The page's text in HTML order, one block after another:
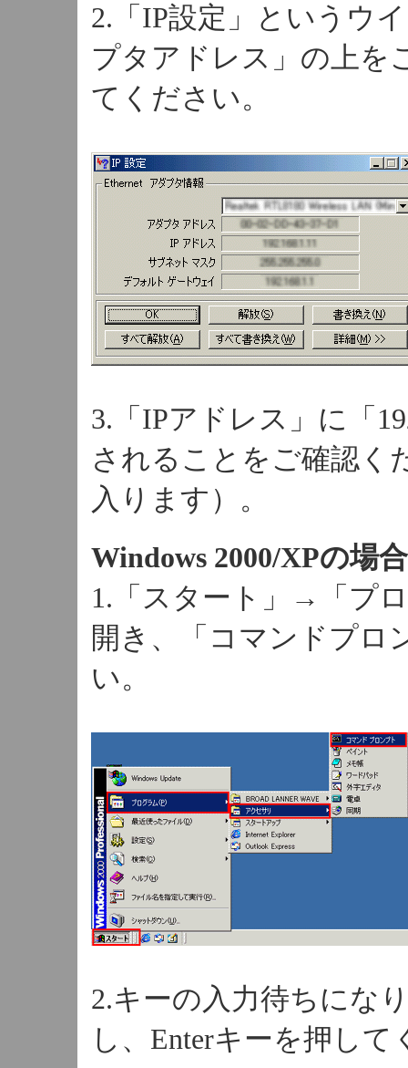
2.「IP設定」というウ
プタアドレス」の上を
てください。
3.「IPアドレス」に「
されることをご確認く
入ります）。
Windows 2000/XPの場
1.「スタート」→「プ
開き、「コマンドプロ
い。
2.キーの入力待ちにな
し、Enterキーを押して